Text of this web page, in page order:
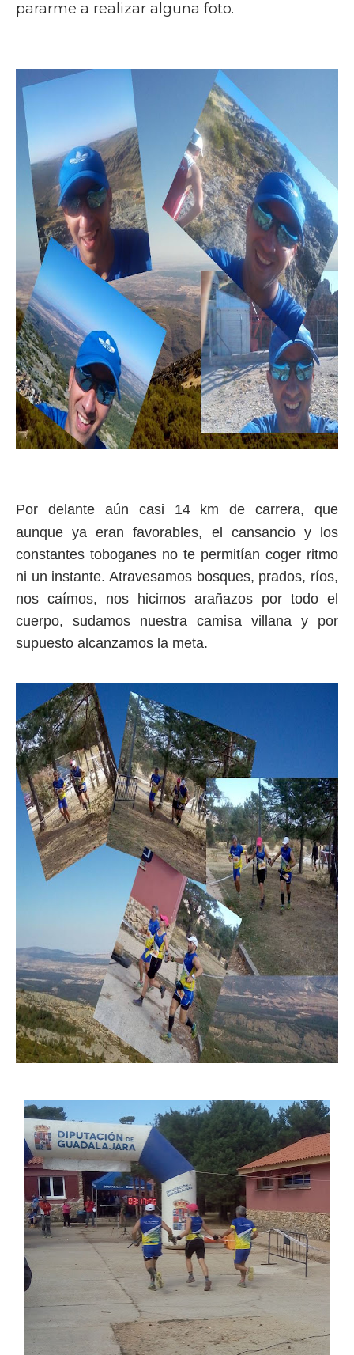
pararme a realizar alguna foto.
Por delante aún casi 14 km de carrera, que
aunque ya eran favorables, el cansancio y los
constantes toboganes no te permitían coger ritmo
ni un instante. Atravesamos bosques, prados, ríos,
nos caímos, nos hicimos arañazos por todo el
cuerpo, sudamos nuestra camisa villana y por
supuesto alcanzamos la meta.